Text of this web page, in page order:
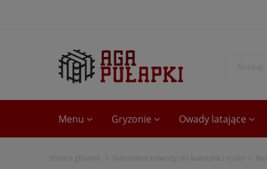
Menu Gryzonie Owady latające
Strona główna Naturalne nawozy do kwiatów i roślin